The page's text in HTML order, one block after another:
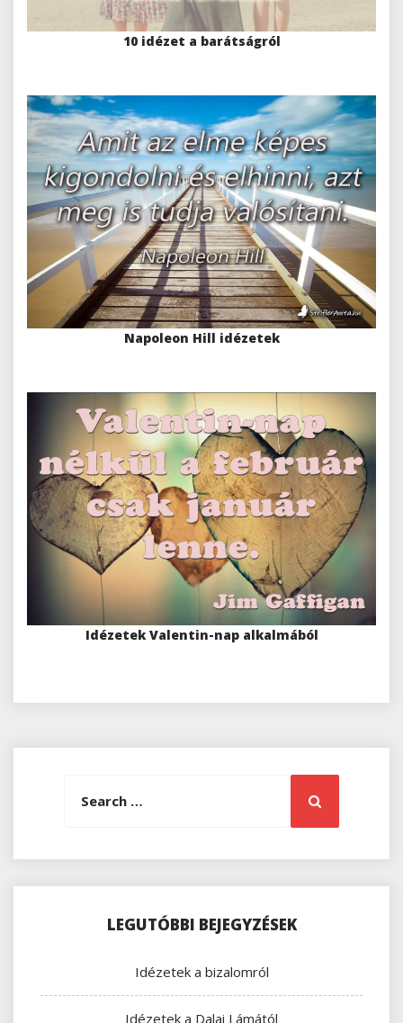
10 idézet a barátságról
Napoleon Hill idézetek
Idézetek Valentin-nap alkalmából
Search
LEGUTÓBBI BEJEGYZÉSEK
Idézetek a bizalomról
Idézetek a Dalai Lámától